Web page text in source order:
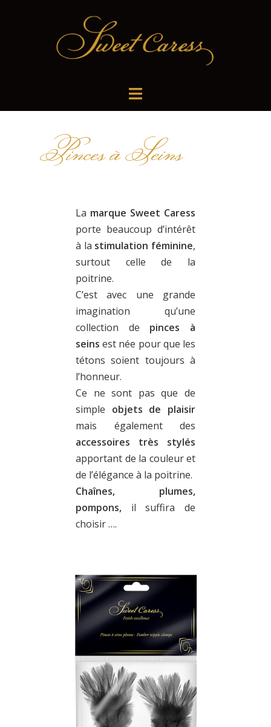
Pinces à Seins
La marque Sweet Caress
porte beaucoup d’intérêt
à la stimulation féminine,
surtout celle de la
poitrine.
C’est avec une grande
imagination qu’une
collection de pinces à
seins est née pour que les
tétons soient toujours à
l’honneur.
Ce ne sont pas que de
simple objets de plaisir
mais également des
accessoires très stylés
apportant de la couleur et
de l’élégance à la poitrine.
Chaînes, plumes,
pompons, il suffira de
choisir ….